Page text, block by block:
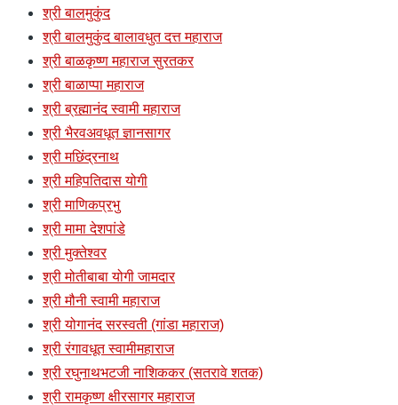
श्री बालमुकुंद
श्री बालमुकुंद बालावधुत दत्त महाराज
श्री बाळकृष्ण महाराज सुरतकर
श्री बाळाप्पा महाराज
श्री ब्रह्मानंद स्वामी महाराज
श्री भैरवअवधूत ज्ञानसागर
श्री मछिंद्रनाथ
श्री महिपतिदास योगी
श्री माणिकप्रभु
श्री मामा देशपांडे
श्री मुक्तेश्वर
श्री मोतीबाबा योगी जामदार
श्री मौनी स्वामी महाराज
श्री योगानंद सरस्वती (गांडा महाराज)
श्री रंगावधूत स्वामीमहाराज
श्री रघुनाथभटजी नाशिककर (सतरावे शतक)
श्री रामकृष्ण क्षीरसागर महाराज